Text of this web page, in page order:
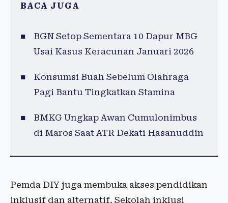
BACA JUGA
BGN Setop Sementara 10 Dapur MBG
Usai Kasus Keracunan Januari 2026
Konsumsi Buah Sebelum Olahraga
Pagi Bantu Tingkatkan Stamina
BMKG Ungkap Awan Cumulonimbus
di Maros Saat ATR Dekati Hasanuddin
Pemda DIY juga membuka akses pendidikan
inklusif dan alternatif. Sekolah inklusi